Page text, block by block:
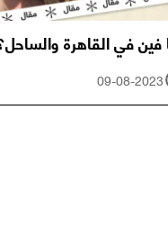
في القاهرة
09-08-2023